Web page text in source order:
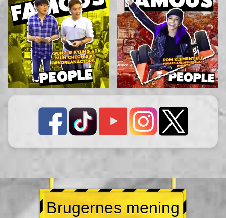
Brugernes mening